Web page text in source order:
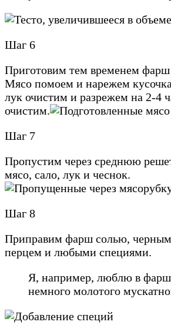
Шаг 6
Приготовим тем временем фарш
Мясо помоем и нарежем
лук очистим и разрежем на 2-4
очистим.
Шаг 7
Пропустим через среднюю
мясо, сало, лук и чеснок.
Шаг 8
Приправим фарш солью,
перцем и любыми специями.
Я, например, люблю в фарш
немного молотого